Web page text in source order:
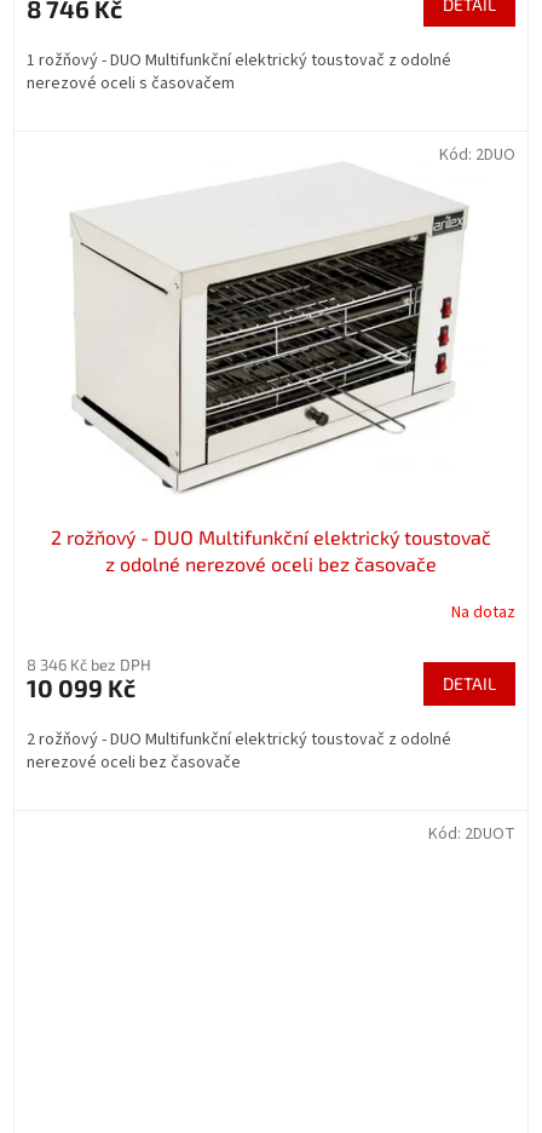
8 746 Kč
1 rožňový - DUO Multifunkční elektrický toustovač z odolné
nerezové oceli s časovačem
2 rožňový - DUO Multifunkční elektrický toustovač
z odolné nerezové oceli bez časovače
Na dotaz
8 346 Kč bez DPH
10 099 Kč DETAIL
2 rožňový - DUO Multifunkční elektrický toustovač z odolné
nerezové oceli bez časovače
Kód: 2DUO
Kód: 2DUOT